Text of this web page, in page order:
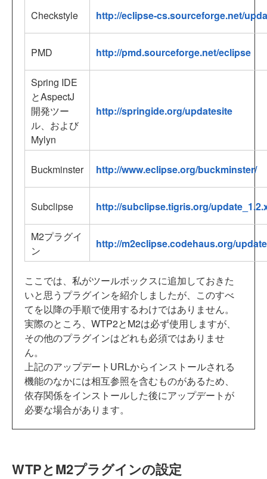
Checkstyle http://eclipse-cs.sourceforge.net/
PMD http://pmd.sourceforge.net/eclipse
Spring IDE
とAspectJ
開発ツー
ル、および
Mylyn
http://springide.org/updatesite
Buckminster http://www.eclipse.org/buckminster/
Subclipse http://subclipse.tigris.org/
M2プラグイ
ン
http://m2eclipse.codehaus.org/update
ここでは、私がツールボックスに追加しておきた
いと思うプラグインを紹介しましたが、このすべ
てを以降の手順で使用するわけではありません。
実際のところ、WTP2とM2は必ず使用しますが、
その他のプラグインはどれも必須ではありませ
ん。
上記のアップデートURLからインストールされる
機能のなかには相互参照を含むものがあるため、
依存関係をインストールした後にアップデートが
必要な場合があります。
WTPとM2プラグインの設定